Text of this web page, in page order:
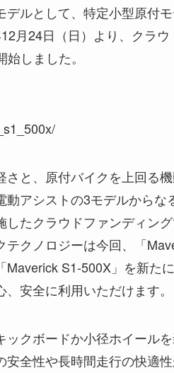
デルとして、特定小型原付
月24日（日）より、クラ
しました。
と、原付バイクを上回る
アシストの3モデルから
たクラウドファンディン
クノロジーは今回、「
S1-500X」を新た
安全に利用いただけます。
クボードか小径ホイール
全性や長時間走行の快適